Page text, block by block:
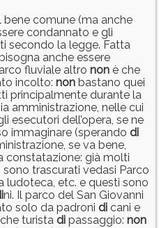
comune (ma anche
condannato e gli
secondo la legge. Fatta
anche essere
fluviale altro non è che
incolto: non bastano quei
principalmente durante la
amministrazione, nelle cui
esecutori dell’opera, se ne
immaginare (sperando di
se va bene,
constatazione: già molti
sono trascurati vedasi Parco
ludoteca, etc. e questi sono
ni. Il parco del San Giovanni
solo da padroni di cani e
turista di passaggio: non